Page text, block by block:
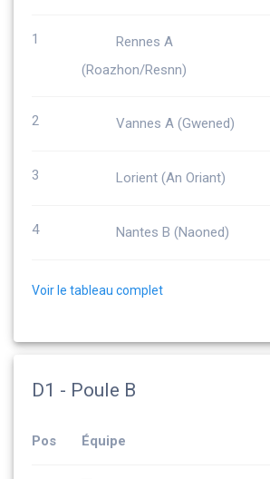
1
Rennes A
(Roazhon/Resnn)
2 Vannes A (Gwened)
3 Lorient (An Oriant)
4 Nantes B (Naoned)
Voir le tableau complet
D1 - Poule B
Pos Équipe